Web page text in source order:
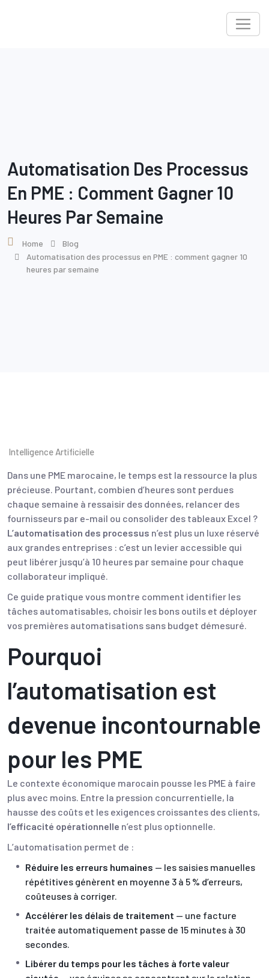
Automatisation Des Processus
En PME : Comment Gagner 10
Heures Par Semaine
Home
Blog
Automatisation des processus en PME : comment gagner 10
heures par semaine
Intelligence Artificielle
Dans une PME marocaine, le temps est la ressource la plus
précieuse. Pourtant, combien d’heures sont perdues
chaque semaine à ressaisir des données, relancer des
fournisseurs par e-mail ou consolider des tableaux Excel ?
L’automatisation des processus n’est plus un luxe réservé
aux grandes entreprises : c’est un levier accessible qui
peut libérer jusqu’à 10 heures par semaine pour chaque
collaborateur impliqué.
Ce guide pratique vous montre comment identifier les
tâches automatisables, choisir les bons outils et déployer
vos premières automatisations sans budget démesuré.
Pourquoi
l’automatisation est
devenue incontournable
pour les PME
Le contexte économique marocain pousse les PME à faire
plus avec moins. Entre la pression concurrentielle, la
hausse des coûts et les exigences croissantes des clients,
l’efficacité opérationnelle n’est plus optionnelle.
L’automatisation permet de :
Réduire les erreurs humaines — les saisies manuelles
répétitives génèrent en moyenne 3 à 5 % d’erreurs,
coûteuses à corriger.
Accélérer les délais de traitement — une facture
traitée automatiquement passe de 15 minutes à 30
secondes.
Libérer du temps pour les tâches à forte valeur